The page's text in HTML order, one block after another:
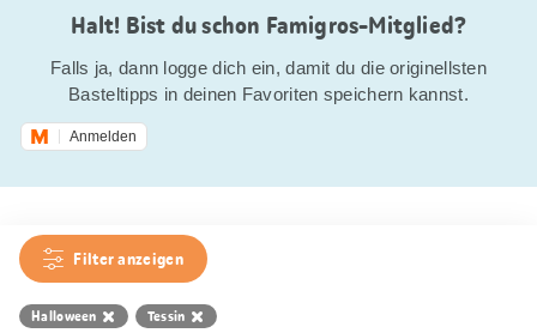
Halt! Bist du schon Famigros-Mitglied?
Falls ja, dann logge dich ein, damit du die originellsten
Basteltipps in deinen Favoriten speichern kannst.
Anmelden
Filter anzeigen
Halloween Tessin